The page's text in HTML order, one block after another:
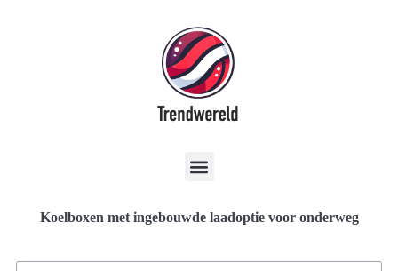
Koelboxen met ingebouwde laadoptie voor onderweg